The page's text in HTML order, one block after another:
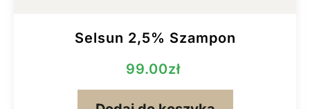
Selsun 2,5% Szampon
99.00zł